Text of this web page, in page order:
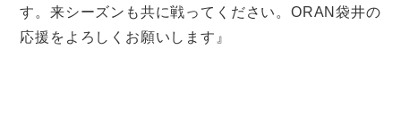
す。来シーズンも共に戦ってください。ORAN袋井の
応援をよろしくお願いします』